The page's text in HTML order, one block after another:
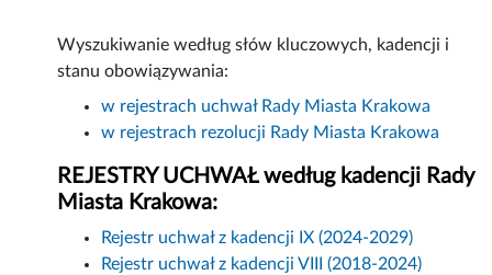
Wyszukiwanie według słów kluczowych, kadencji i
stanu obowiązywania:
w rejestrach uchwał Rady Miasta Krakowa
w rejestrach rezolucji Rady Miasta Krakowa
REJESTRY UCHWAŁ według kadencji Rady
Miasta Krakowa:
Rejestr uchwał z kadencji IX (2024-2029)
Rejestr uchwał z kadencji VIII (2018-2024)